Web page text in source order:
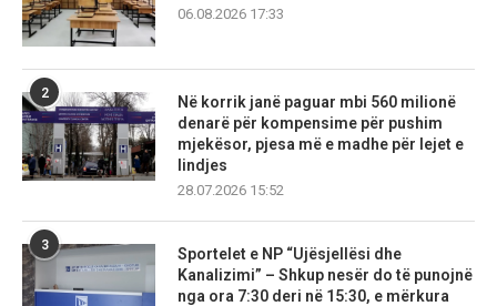
06.08.2026 17:33
2
Në korrik janë paguar mbi 560 milionë
denarë për kompensime për pushim
mjekësor, pjesa më e madhe për lejet e
lindjes
28.07.2026 15:52
3
Sportelet e NP “Ujësjellësi dhe
Kanalizimi” – Shkup nesër do të punojnë
nga ora 7:30 deri në 15:30, e mërkura